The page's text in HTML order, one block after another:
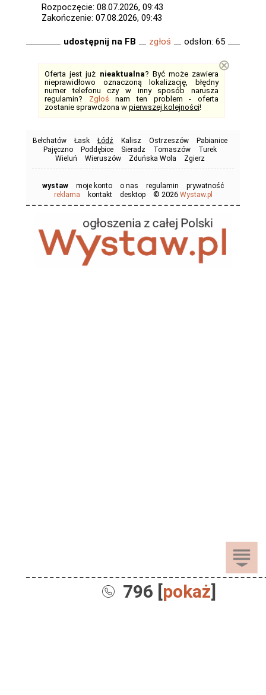
796 [pokaż]
Rozpoczęcie: 08.07.2026, 09:43
Zakończenie: 07.08.2026, 09:43
udostępnij na FB zgłoś odsłon: 65
Oferta jest już nieaktualna? Być może zawiera
nieprawidłowo oznaczoną lokalizację, błędny
numer telefonu czy w inny sposób narusza
regulamin? Zgłoś nam ten problem - oferta
zostanie sprawdzona w pierwszej kolejności!
⊗
Bełchatów Łask Łódź Kalisz Ostrzeszów
Pabianice
Pajęczno
Poddębice Sieradz Tomaszów
Turek
Wieluń
Wieruszów Zduńska Wola Zgierz
wystaw moje konto o nas regulamin
prywatność
reklama
kontakt desktop © 2026 Wystaw.pl